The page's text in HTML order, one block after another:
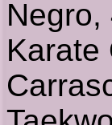
Karate